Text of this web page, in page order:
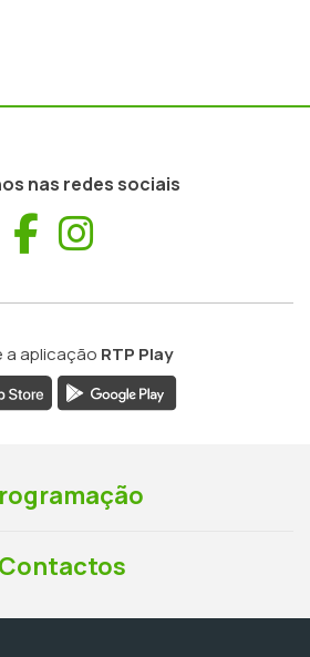
nas redes sociais
Facebook
a aplicação RTP Play
Contactos